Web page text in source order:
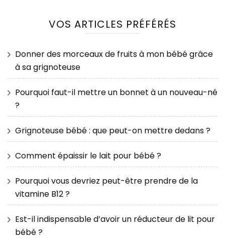
VOS ARTICLES PRÉFÉRÉS
Donner des morceaux de fruits à mon bébé grâce
à sa grignoteuse
Pourquoi faut-il mettre un bonnet à un nouveau-né
?
Grignoteuse bébé : que peut-on mettre dedans ?
Comment épaissir le lait pour bébé ?
Pourquoi vous devriez peut-être prendre de la
vitamine B12 ?
Est-il indispensable d’avoir un réducteur de lit pour
bébé ?